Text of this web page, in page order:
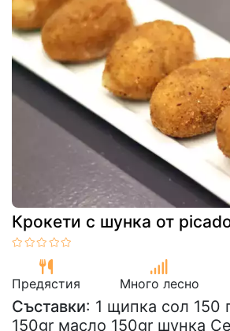
Крокети с шунка от
Предястия Много лесно
Съставки: 1 щипка сол 150
150gr масло 150gr шунка